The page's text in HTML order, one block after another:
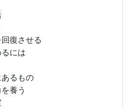
復させる
には
るもの
養う